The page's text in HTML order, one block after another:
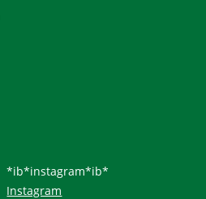
*ib*instagram*ib*
Instagram